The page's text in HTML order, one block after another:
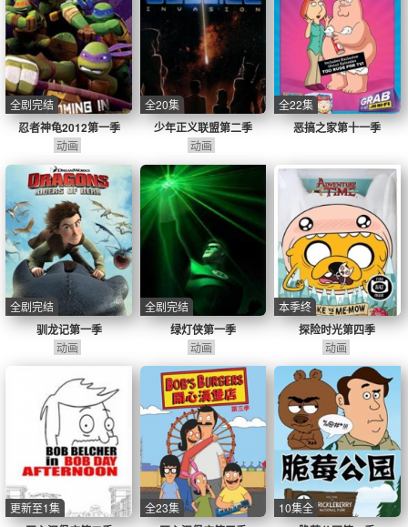
动画 动作 剧情 冒险 传记
情景喜
剧
忍者神龟2012第一季
全剧完结
动画
少年正义联盟第二季
全20集
动画
恶搞之家第十一季
全22集
驯龙记第一季
全剧完结
动画
绿灯侠第一季
全剧完结
动画
探险时光第四季
本季终
动画
更新至1集 全23集 10集全